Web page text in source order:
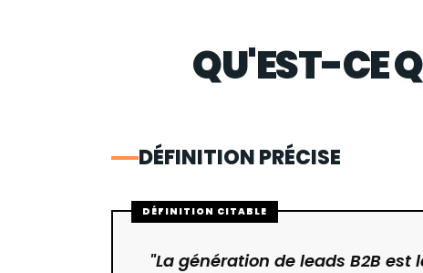
QU'EST-CE
DÉFINITION PRÉCISE
"La génération de leads B2B